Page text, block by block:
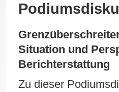
Situation und
Berichterstattung
Zu dieser